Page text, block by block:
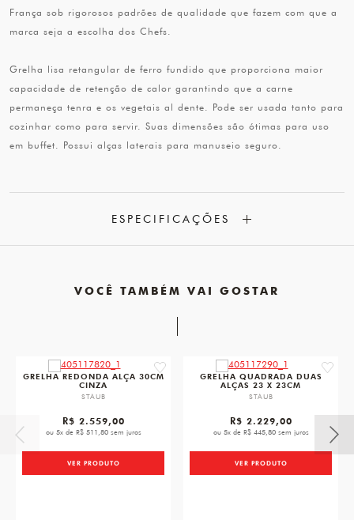
França sob rigorosos padrões de qualidade que fazem com que a
marca seja a escolha dos Chefs.
Grelha lisa retangular de ferro fundido que proporciona maior
capacidade de retenção de calor garantindo que a carne
permaneça tenra e os vegetais al dente. Pode ser usada tanto para
cozinhar como para servir. Suas dimensões são ótimas para uso
em buffet. Possui alças laterais para manuseio seguro.
ESPECIFICAÇÕES
VOCÊ TAMBÉM VAI GOSTAR
favorite
GRELHA REDONDA ALÇA 30CM
CINZA
STAUB
R$ 2.559,00
ou 5x de R$ 511,80 sem juros
VER PRODUTO
GRELHA QUADRADA DUAS
ALÇAS 23 X 23CM
STAUB
R$ 2.229,00
ou 5x de R$ 445,80 sem juros
VER PRODUTO